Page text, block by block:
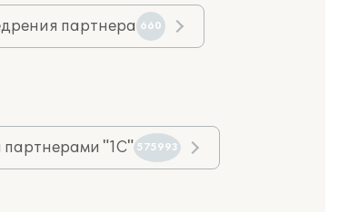
партнера 660
партнерами "1С" 575993